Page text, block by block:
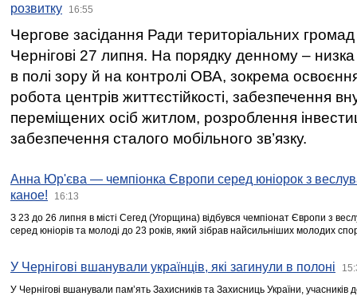
розвитку
16:55
Чергове засідання Ради територіальних громад
Чернігові 27 липня. На порядку денному –
в полі зору й на контролі ОВА, зокрема освоєння
робота центрів життєстійкості, забезпечення
переміщених осіб житлом, розроблення
забезпечення сталого мобільного зв’язку.
Анна Юр'єва — чемпіонка Європи серед юніорок з
каное!
16:13
З 23 до 26 липня в місті Сегед (Угорщина) відбувся чемпіонат Європи з
серед юніорів та молоді до 23 років, який зібрав найсильніших молодих
У Чернігові вшанували українців, які загинули в полоні
У Чернігові вшанували пам’ять Захисників та Захисниць України,